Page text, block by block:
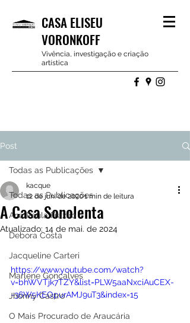
CASA ELISEU
VORONKOFF
Vivência, investigação e criação
artística
Post
Todas as Publicações
Ana Paula Frazão
Debora Costa
Jacqueline Carteri
Marlene Gonçalves
Jhonny Castro
O Mais Procurado de Araucária
Todas as Publicações
A Casa Sonolenta
kacque
12 de jun. de 20201 min de leitura
Atualizado: 14 de mai. de 2024
https://www.youtube.com/watch?
v=bhWVTjk7TZY&list=PLW5aaNxciAuCEX-
-36W5KEOpurAMJ9uT3&index=15